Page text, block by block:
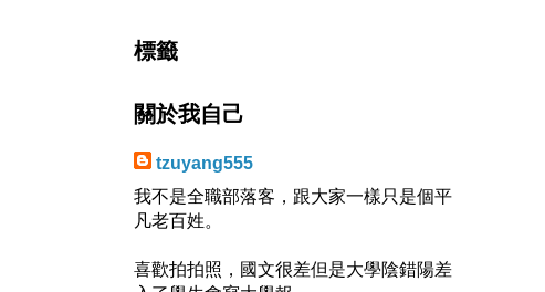
標籤
關於我自己
tzuyang555
我不是全職部落客，跟大家一樣只是個平
凡老百姓。
喜歡拍拍照，國文很差但是大學陰錯陽差